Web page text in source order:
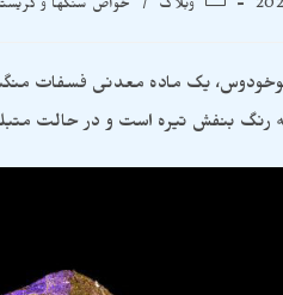
وبلاگ / خواص سنگها و
یک ماده معدنی فسفات
رنگ بنفش تیره است و در حالت